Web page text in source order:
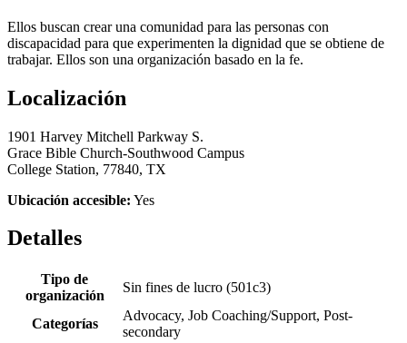
Ellos buscan crear una comunidad para las personas con
discapacidad para que experimenten la dignidad que se obtiene de
trabajar. Ellos son una organización basado en la fe.
Localización
1901 Harvey Mitchell Parkway S.
Grace Bible Church-Southwood Campus
College Station, 77840, TX
Ubicación accesible: Yes
Detalles
Tipo de
organización
Sin fines de lucro (501c3)
Categorías
Advocacy, Job Coaching/Support, Post-
secondary